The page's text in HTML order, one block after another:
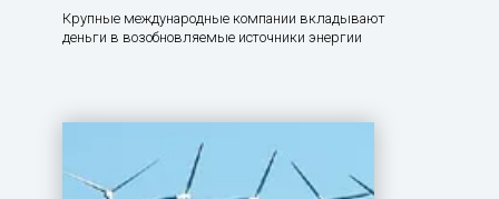
Крупные международные компании вкладывают
деньги в возобновляемые источники энергии